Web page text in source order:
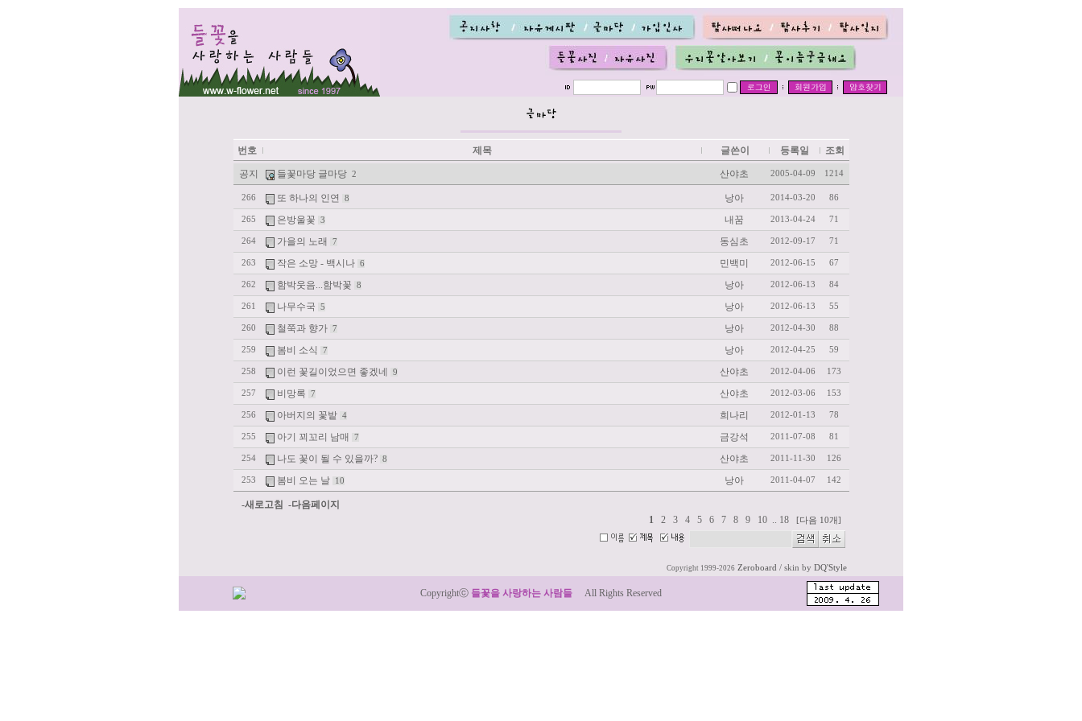
번호 제목 글쓴이 등록일 조회
공지 들꽃마당 글마당 2 산야초 2005-04-09 1214
266 또 하나의 인연 8 낭아 2014-03-20 86
265 은방울꽃 3 내꿈 2013-04-24 71
264 가을의 노래 7 동심초 2012-09-17 71
263 작은 소망 - 백시나 6 민백미 2012-06-15 67
262 함박웃음...함박꽃 8 낭아 2012-06-13 84
261 나무수국 5 낭아 2012-06-13 55
260 철쭉과 향가 7 낭아 2012-04-30 88
259 봄비 소식 7 낭아 2012-04-25 59
258 이런 꽃길이었으면 좋겠네 9 산야초 2012-04-06 173
257 비망록 7 산야초 2012-03-06 153
256 아버지의 꽃밭 4 희나리 2012-01-13 78
255 아기 꾀꼬리 남매 7 금강석 2011-07-08 81
254 나도 꽃이 될 수 있을까? 8 산야초 2011-11-30 126
253 봄비 오는 날 10 낭아 2011-04-07 142
-새로고침 -다음페이지
1
2 3 4 5 6 7 8 9 10 .. 18 [다음 10개]
Copyright 1999-2026 Zeroboard / skin by DQ'Style
Copyrightⓒ 들꽃을 사랑하는 사람들 All Rights Reserved